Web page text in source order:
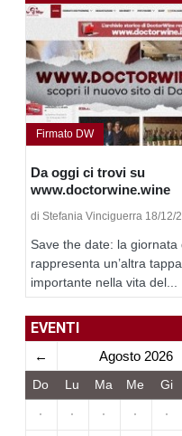
Firmato DW
Da oggi ci trovi su
www.doctorwine.wine
di Stefania Vinciguerra 18/12/
Save the date: la giornata
rappresenta un’altra tappa
importante nella vita del...
EVENTI
← Agosto 2026
Do Lu Ma Me Gi
· · · · ·